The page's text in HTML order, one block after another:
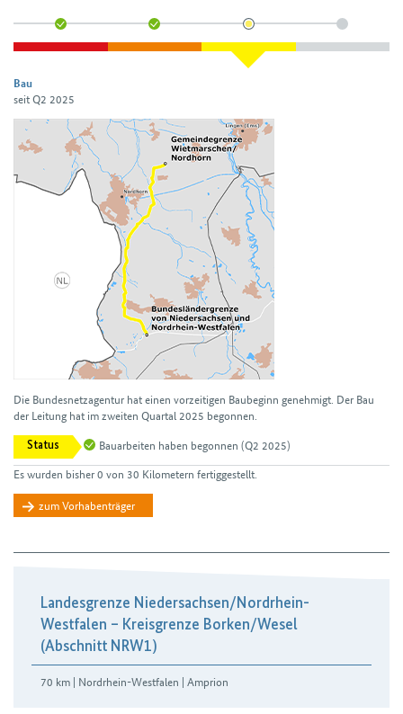
Bau
seit Q2 2025
Die Bundesnetzagentur hat einen vorzeitigen Bau­beginn genehmigt. Der Bau
der Leitung hat im zweiten Quartal 2025 begonnen.
Status Bauarbeiten haben begonnen (Q2 2025)
Es wurden bisher 0 von 30 Kilometern fertiggestellt.
zum Vorhabenträger
Landesgrenze Niedersachsen/​Nordrhein-
Westfalen – Kreisgrenze Borken/​Wesel
(Abschnitt NRW1)
70 km | Nordrhein-Westfalen | Amprion